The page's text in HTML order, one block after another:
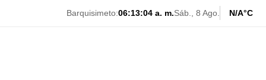
Barquisimeto:06:13:05 a. m.Sáb., 8 Ago. N/A°C